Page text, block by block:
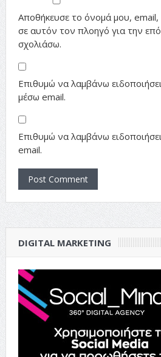
Αποθήκευσε το όνομά μου, email,
σε αυτόν τον πλοηγό για την
σχολιάσω.
Επιθυμώ να λαμβάνω
μέσω email.
Επιθυμώ να λαμβάνω
email.
DIGITAL MARKETING